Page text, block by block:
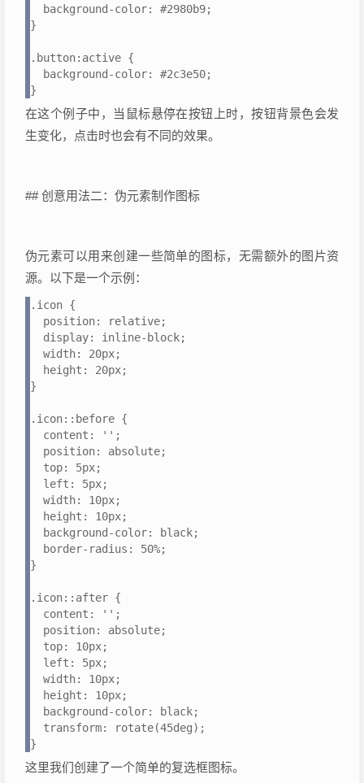
background-color: #2980b9;
}
.button:active {
background-color: #2c3e50;
}
在这个例子中，当鼠标悬停在按钮上时，按钮背景色会发
生变化，点击时也会有不同的效果。
## 创意用法二：伪元素制作图标
伪元素可以用来创建一些简单的图标，无需额外的图片资
源。以下是一个示例：
.icon {
position: relative;
display: inline-block;
width: 20px;
height: 20px;
}
.icon::before {
content: '';
position: absolute;
top: 5px;
left: 5px;
width: 10px;
height: 10px;
background-color: black;
border-radius: 50%;
}
.icon::after {
content: '';
position: absolute;
top: 10px;
left: 5px;
width: 10px;
height: 10px;
background-color: black;
transform: rotate(45deg);
}
这里我们创建了一个简单的复选框图标。